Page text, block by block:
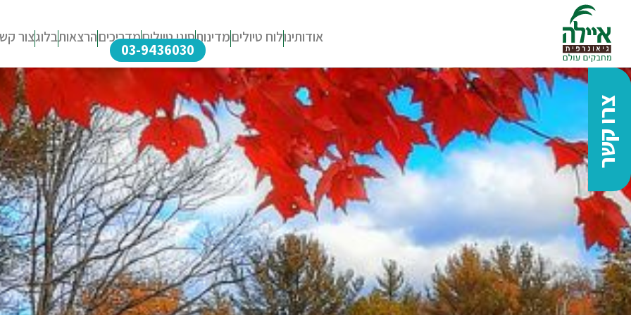
אודותינולוח טיוליםמדינותסוגי טיוליםמדריכיםהרצאותבלוגצור
03-9436030
צרו קשר